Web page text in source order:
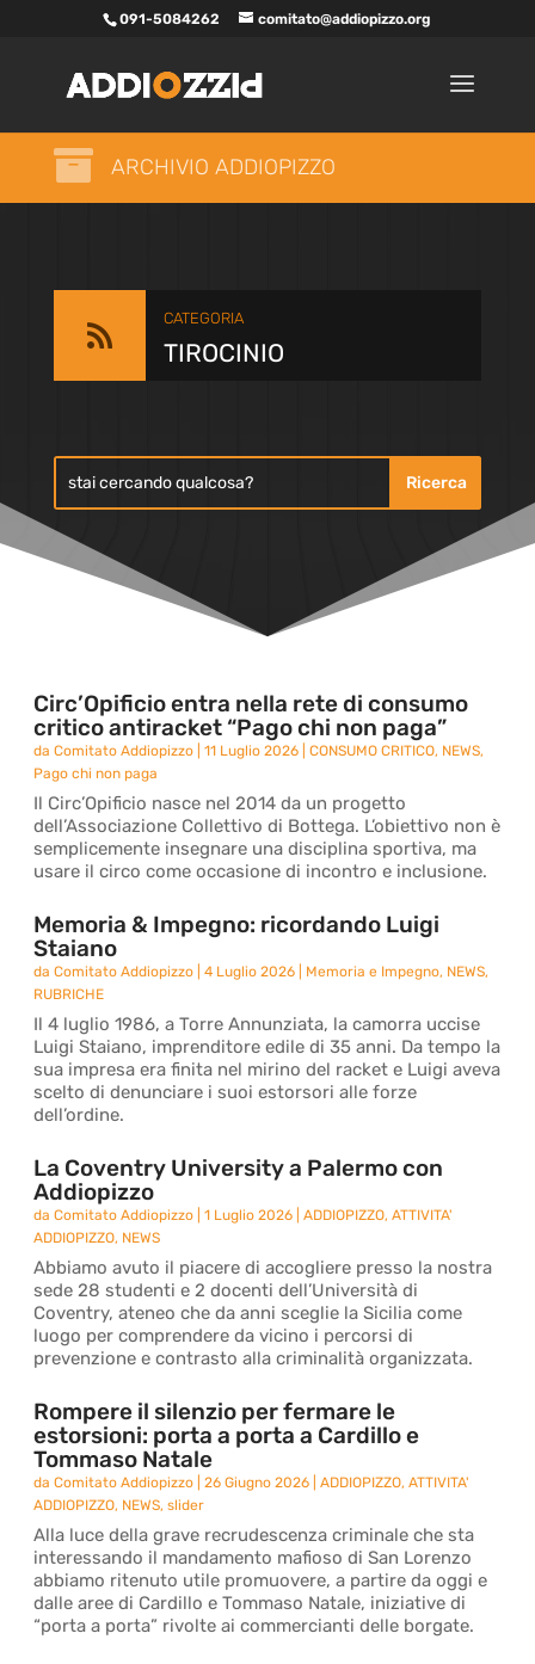
091-5084262 comitato@addiopizzo.org
 ARCHIVIO ADDIOPIZZO

CATEGORIA
TIROCINIO
Circ’Opificio entra nella rete di consumo
critico antiracket “Pago chi non paga”
daComitato Addiopizzo |11 Luglio 2026 |CONSUMO CRITICO, NEWS,
Pago chi non paga
Il Circ’Opificio nasce nel 2014 da un progetto
dell’Associazione Collettivo di Bottega. L’obiettivo non è
semplicemente insegnare una disciplina sportiva, ma
usare il circo come occasione di incontro e inclusione.
Memoria & Impegno: ricordando Luigi
Staiano
daComitato Addiopizzo |4 Luglio 2026 Memoria e Impegno, NEWS,
RUBRICHE
Il 4 luglio 1986, a Torre Annunziata, la camorra uccise
Luigi Staiano, imprenditore edile di 35 anni. Da tempo la
sua impresa era finita nel mirino del racket e Luigi aveva
scelto di denunciare i suoi estorsori alle forze
dell’ordine.
La Coventry University a Palermo con
Addiopizzo
daComitato Addiopizzo |1 Luglio 2026 |ADDIOPIZZO,ATTIVITA'
ADDIOPIZZO, NEWS
Abbiamo avuto il piacere di accogliere presso la nostra
sede 28 studenti e 2 docenti dell’Università di
Coventry, ateneo che da anni sceglie la Sicilia come
luogo per comprendere da vicino i percorsi di
prevenzione e contrasto alla criminalità organizzata.
Rompere il silenzio per fermare le
estorsioni: porta a porta a Cardillo e
Tommaso Natale
daComitato Addiopizzo |26 Giugno 2026 |ADDIOPIZZO,ATTIVITA'
ADDIOPIZZO, NEWS,slider
Alla luce della grave recrudescenza criminale che sta
interessando il mandamento mafioso di San Lorenzo
abbiamo ritenuto utile promuovere, a partire da oggi e
dalle aree di Cardillo e Tommaso Natale, iniziative di
“porta a porta” rivolte ai commercianti delle borgate.